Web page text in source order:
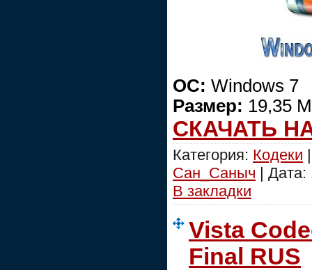
ОС: Windows 7
Размер: 19,35
СКАЧАТЬ
Категория: Кодеки
Сан_Саныч | Дата:
В закладки
Vista
Final RUS